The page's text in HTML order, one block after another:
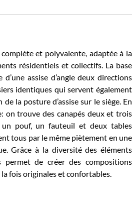
et polyvalente, adaptée à la
résidentiels et collectifs. La base
assise d’angle deux directions
identiques qui servent également
la posture d’assise sur le siège. En
on trouve des canapés deux et trois
un pouf, un fauteuil et deux tables
tous par le même piètement en une
Grâce à la diversité des éléments
permet de créer des compositions
fois originales et confortables.